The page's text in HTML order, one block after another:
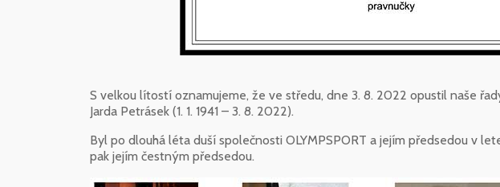
S velkou lítostí oznamujeme, že ve středu, dne 3. 8. 2022 opustil naše
Jarda Petrásek (1. 1. 1941 – 3. 8. 2022).
Byl po dlouhá léta duší společnosti OLYMPSPORT a jejím předsedou v
pak jejím čestným předsedou.